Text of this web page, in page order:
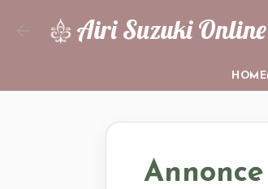
Airi Suzuki
HOME